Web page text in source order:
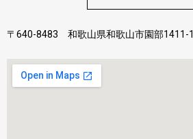
〒640-8483 和歌山県和歌山市園部1411-1